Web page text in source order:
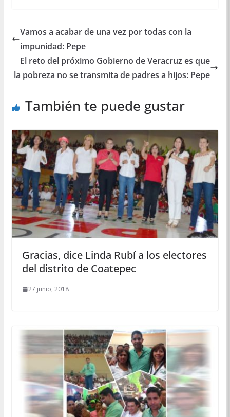
Vamos a acabar de una vez por todas con la
impunidad: Pepe
El reto del próximo Gobierno de Veracruz es que
la pobreza no se transmita de padres a hijos: Pepe
También te puede gustar
Gracias, dice Linda Rubí a los electores
del distrito de Coatepec
27 junio, 2018